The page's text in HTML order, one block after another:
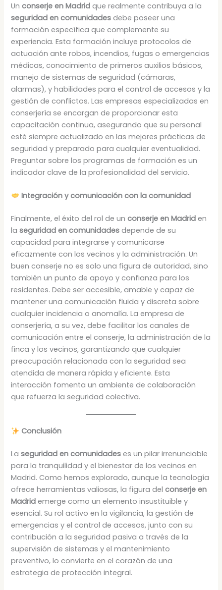
Unconserje en Madrid que realmente contribuya a la
seguridad en comunidades debe poseer una
formación específica que complemente su
experiencia. Esta formación incluye protocolos de
actuación ante robos, incendios, fugas o emergencias
médicas, conocimiento de primeros auxilios básicos,
manejo de sistemas de seguridad (cámaras,
alarmas), y habilidades para el control de accesos y la
gestión de conflictos. Las empresas especializadas en
conserjería se encargan de proporcionar esta
capacitación continua, asegurando que su personal
esté siempre actualizado en las mejores prácticas de
seguridad y preparado para cualquier eventualidad.
Preguntar sobre los programas de formación es un
indicador clave de la profesionalidad del servicio.
Integración y comunicación con la comunidad
Finalmente, el éxito del rol de unconserje en Madrid en
laseguridad en comunidades depende de su
capacidad para integrarse y comunicarse
eficazmente con los vecinos y la administración. Un
buen conserje no es solo una figura de autoridad, sino
también un punto de apoyo y confianza para los
residentes. Debe ser accesible, amable y capaz de
mantener una comunicación fluida y discreta sobre
cualquier incidencia o anomalía. La empresa de
conserjería, a su vez, debe facilitar los canales de
comunicación entre el conserje, la administración de la
finca y los vecinos, garantizando que cualquier
preocupación relacionada con la seguridad sea
atendida de manera rápida y eficiente. Esta
interacción fomenta un ambiente de colaboración
que refuerza la seguridad colectiva.
Conclusión
Laseguridad en comunidades es un pilar irrenunciable
para la tranquilidad y el bienestar de los vecinos en
Madrid. Como hemos explorado, aunque la tecnología
ofrece herramientas valiosas, la figura delconserje en
Madrid emerge como un elemento insustituible y
esencial. Su rol activo en la vigilancia, la gestión de
emergencias y el control de accesos, junto con su
contribución a la seguridad pasiva a través de la
supervisión de sistemas y el mantenimiento
preventivo, lo convierte en el corazón de una
estrategia de protección integral.